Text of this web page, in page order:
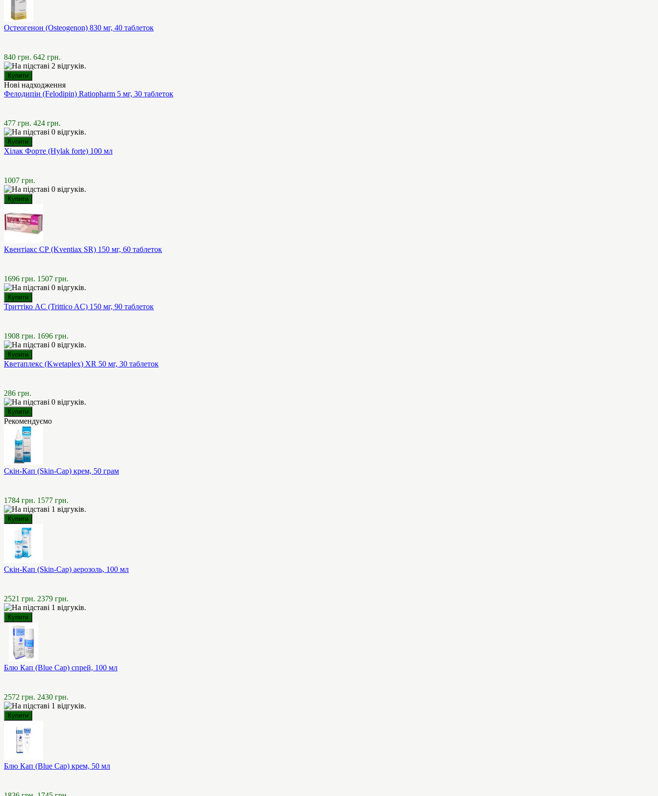
Остеогенон (Osteogenon) 830 мг, 40 таблеток
840 грн. 642 грн.
Нові надходження
Фелодипін (Felodipin) Ratiopharm 5 мг, 30 таблеток
477 грн. 424 грн.
Хілак Форте (Hylak forte) 100 мл
1007 грн.
Квентіакс СР (Kventiax SR) 150 мг, 60 таблеток
1696 грн. 1507 грн.
Триттіко AC (Trittico AC) 150 мг, 90 таблеток
1908 грн. 1696 грн.
Кветаплекс (Kwetaplex) XR 50 мг, 30 таблеток
286 грн.
Рекомендуємо
Скін-Кап (Skin-Cap) крем, 50 грам
1784 грн. 1577 грн.
Скін-Кап (Skin-Cap) аерозоль, 100 мл
2521 грн. 2379 грн.
Блю Кап (Blue Cap) спрей, 100 мл
2572 грн. 2430 грн.
Блю Кап (Blue Cap) крем, 50 мл